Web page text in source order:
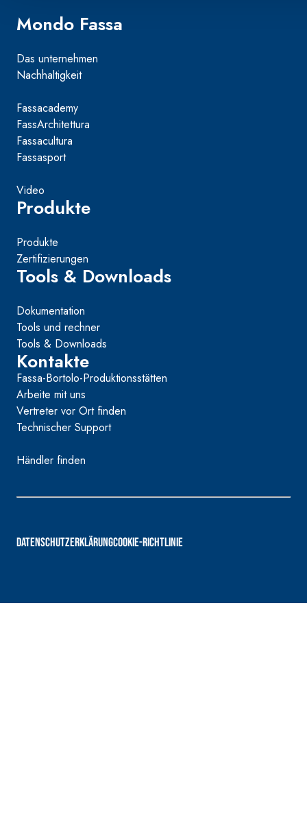
Mondo Fassa
Das unternehmen
Nachhaltigkeit
Fassacademy
FassArchitettura
Fassacultura
Fassasport
Video
Produkte
Produkte
Zertifizierungen
Tools & Downloads
Dokumentation
Tools und rechner
Tools & Downloads
Kontakte
Fassa-Bortolo-Produktionsstätten
Arbeite mit uns
Vertreter vor Ort finden
Technischer Support
Händler finden
DATENSCHUTZERKLÄRUNGCOOKIE-RICHTLINIE